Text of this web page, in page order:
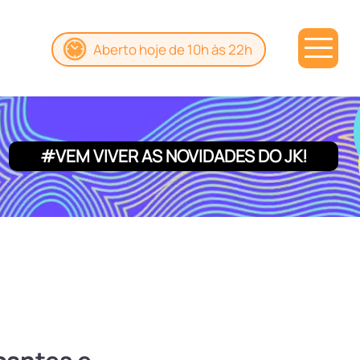
Aberto hoje de 10h às 22h
#VEM VIVER AS NOVIDADES DO JK!